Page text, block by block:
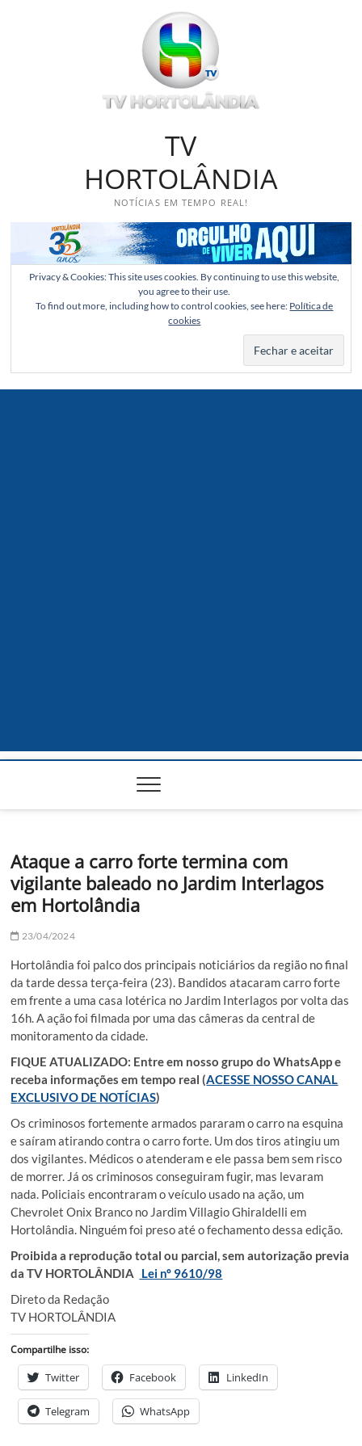
TV
HORTOLÂNDIA
NOTÍCIAS EM TEMPO REAL!
Privacy & Cookies: This site uses cookies. By continuing to use this website,
you agree to their use.
To find out more, including how to control cookies, see here: Política de
cookies
Ataque a carro forte termina com
vigilante baleado no Jardim Interlagos
em Hortolândia
23/04/2024
Hortolândia foi palco dos principais noticiários da região no final
da tarde dessa terça-feira (23). Bandidos atacaram carro forte
em frente a uma casa lotérica no Jardim Interlagos por volta das
16h. A ação foi filmada por uma das câmeras da central de
monitoramento da cidade.
FIQUE ATUALIZADO: Entre em nosso grupo do WhatsApp e
receba informações em tempo real (ACESSE NOSSO CANAL
EXCLUSIVO DE NOTÍCIAS)
Os criminosos fortemente armados pararam o carro na esquina
e saíram atirando contra o carro forte. Um dos tiros atingiu um
dos vigilantes. Médicos o atenderam e ele passa bem sem risco
de morrer. Já os criminosos conseguiram fugir, mas levaram
nada. Policiais encontraram o veículo usado na ação, um
Chevrolet Onix Branco no Jardim Villagio Ghiraldelli em
Hortolândia. Ninguém foi preso até o fechamento dessa edição.
Proibida a reprodução total ou parcial, sem autorização previa
da TV HORTOLÂNDIA
Lei nº 9610/98
Direto da Redação
TV HORTOLÂNDIA
Compartilhe isso:
Twitter Facebook LinkedIn
Telegram WhatsApp